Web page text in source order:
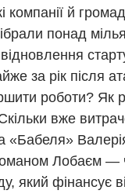
компанії й
понад
за рік після
роботи? Як
вже
«Бабеля»
Лобаєм —
який фінансує